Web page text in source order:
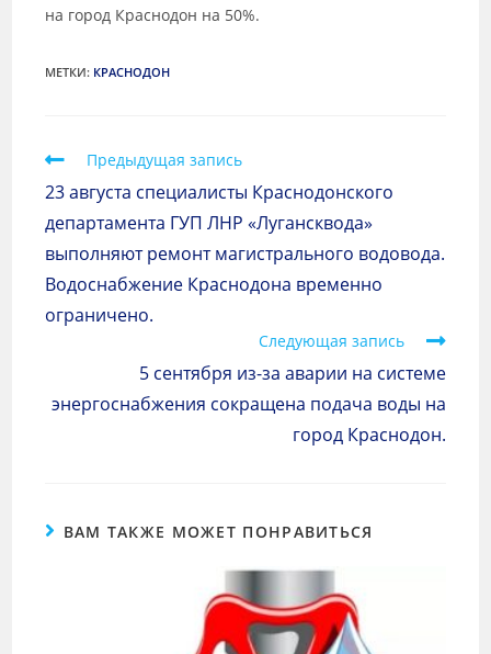
на город Краснодон на 50%.
МЕТКИ: КРАСНОДОН
Предыдущая запись
23 августа специалисты Краснодонского
департамента ГУП ЛНР «Лугансквода»
выполняют ремонт магистрального водовода.
Водоснабжение Краснодона временно
ограничено.
Следующая запись
5 сентября из-за аварии на системе
энергоснабжения сокращена подача воды на
город Краснодон.
ВАМ ТАКЖЕ МОЖЕТ ПОНРАВИТЬСЯ